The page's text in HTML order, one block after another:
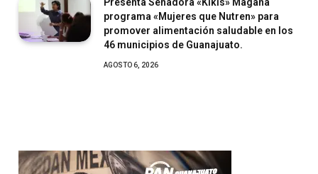
programa «Mujeres que Nutren» para
promover alimentación saludable en los
46 municipios de Guanajuato.
AGOSTO 6, 2026